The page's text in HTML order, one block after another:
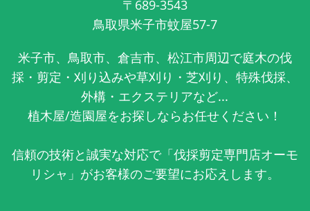
〒689-3543
鳥取県米子市蚊屋57-7
米子市、鳥取市、倉吉市、松江市周辺で庭木の伐
採・剪定・刈り込みや草刈り・芝刈り、特殊伐採、
外構・エクステリアなど...
植木屋/造園屋をお探しならお任せください！
信頼の技術と誠実な対応で「伐採剪定専門店オーモ
リシャ」がお客様のご要望にお応えします。